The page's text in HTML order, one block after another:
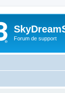
Forum de support